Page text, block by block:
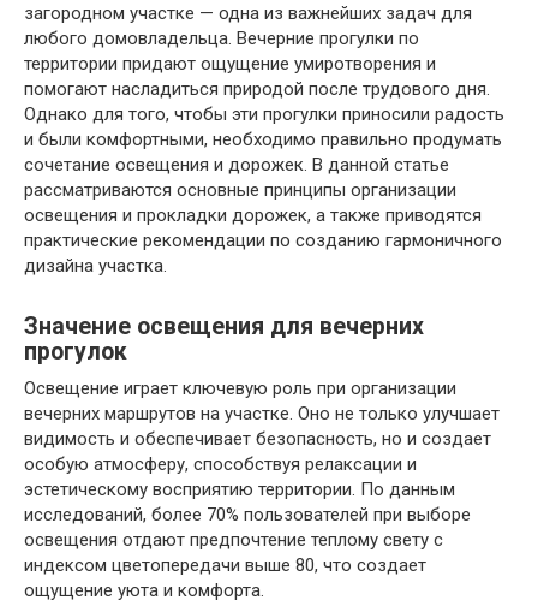
загородном участке — одна из важнейших задач для
любого домовладельца. Вечерние прогулки по
территории придают ощущение умиротворения и
помогают насладиться природой после трудового дня.
Однако для того, чтобы эти прогулки приносили радость
и были комфортными, необходимо правильно продумать
сочетание освещения и дорожек. В данной статье
рассматриваются основные принципы организации
освещения и прокладки дорожек, а также приводятся
практические рекомендации по созданию гармоничного
дизайна участка.
Значение освещения для вечерних
прогулок
Освещение играет ключевую роль при организации
вечерних маршрутов на участке. Оно не только улучшает
видимость и обеспечивает безопасность, но и создает
особую атмосферу, способствуя релаксации и
эстетическому восприятию территории. По данным
исследований, более 70% пользователей при выборе
освещения отдают предпочтение теплому свету с
индексом цветопередачи выше 80, что создает
ощущение уюта и комфорта.